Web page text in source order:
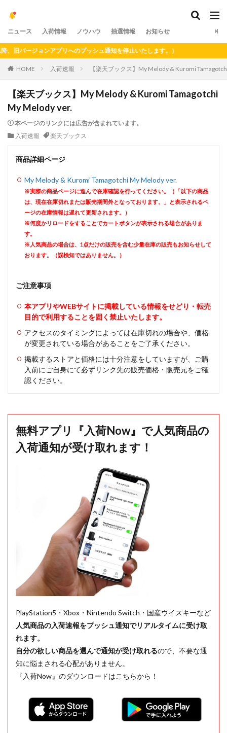
ニュース 入荷情報 ノウハウ 抽選情報 お知らせ
ージョンアプリへのプッシュ通知を停止いたします。）
HOME 入荷速報 【楽天ブックス】My Melody & Kuromi
【楽天ブックス】My Melody & Kuromi Tamagotchi
My Melody ver.
本ページのリンクには広告が含まれています。
入荷速報
楽天ブックス
商品詳細ページ
My Melody & Kuromi Tamagotchi My Melody ver.
※実際の商品ページに進んで在庫確認を行ってください。（「以下の商品
は、現在在庫切れまたは販売期間外となっております。」と表示されるペ
ージの在庫情報は遅れて更新されます。）
※何度かリロードをすることでカートボタンが表示される場合がありま
す。
※人気商品の場合は、1点だけの販売を含む少量在庫の販売もお知らせして
おります。（誤検知ではありません。）
ご注意事項
本アプリやWEBサイトに掲載している情報をせどり・転売
目的で利用することを固く禁止いたします。
アクセスのタイミングによっては在庫切れの場合や、価格
が変更されている場合があることをご了承ください。
掲載するストアと価格には十分注意をしていますが、ご購
入前にご自身にて必ずリンク先の販売価格・販売元をご確
認ください。
無料アプリ『入荷Now』で人気商品の
入荷通知が受け取れます！
PlayStation5・Xbox・Nintendo Switch・国産ウイスキーなど
人気商品の入荷速報をプッシュ通知でリアルタイムに受け取
れます。
自分の欲しい商品を選んで通知が受け取れるので、不要な通
知に悩まされる心配がありません。
『入荷Now』のダウンロードはこちらから！